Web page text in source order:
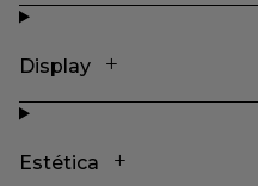
Display
Estética